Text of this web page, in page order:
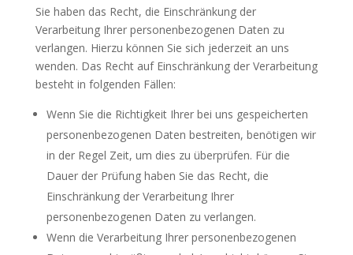
Sie haben das Recht, die Einschränkung der
Verarbeitung Ihrer personenbezogenen Daten zu
verlangen. Hierzu können Sie sich jederzeit an uns
wenden. Das Recht auf Einschränkung der Verarbeitung
besteht in folgenden Fällen:
Wenn Sie die Richtigkeit Ihrer bei uns gespeicherten
personenbezogenen Daten bestreiten, benötigen wir
in der Regel Zeit, um dies zu überprüfen. Für die
Dauer der Prüfung haben Sie das Recht, die
Einschränkung der Verarbeitung Ihrer
personenbezogenen Daten zu verlangen.
Wenn die Verarbeitung Ihrer personenbezogenen